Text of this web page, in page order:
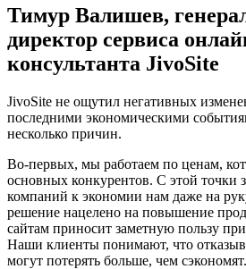
Тимур Валишев,
директор сервиса
консультанта JivoSite
JivoSite не ощутил негативных
последними экономическими
несколько причин.
Во-первых, мы работаем по ценам,
основных конкурентов. С этой точки
компаний к экономии нам даже на
решение нацелено на повышение
сайтам приносит заметную пользу
Наши клиенты понимают, что
могут потерять больше, чем сэкономят.